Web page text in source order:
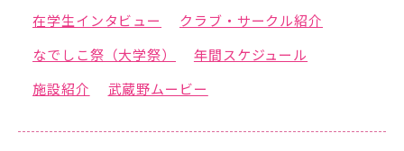
アクセス サイトマップ
情報公開Ⅰ
在学生インタビュー
クラブ・サークル紹介
なでしこ祭（大学祭）
年間スケジュール
施設紹介
武蔵野ムービー